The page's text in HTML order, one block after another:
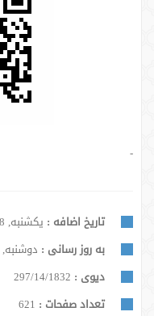
-
تاریخ اضافه : یکشنبه, 18 امرداد 1394
به روز رسانی : دوشنبه, 19 امرداد 1394
دیوی : 297/14/1832
تعداد صفحات :